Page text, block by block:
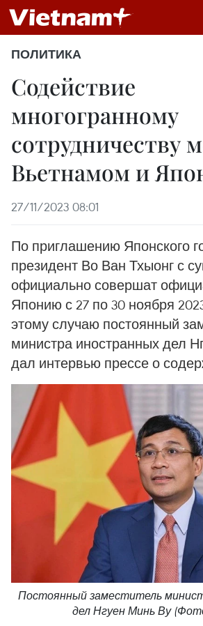
ПОЛИТИКА
Содействие
многогранному
сотрудничеству
Вьетнамом и
27/11/2023 08:01
По приглашению Японского
президент Во Ван Тхыонг с
официально совершат
Японию с 27 по 30 ноября
этому случаю постоянный
министра иностранных дел
дал интервью прессе о
Постоянный заместитель
дел Нгуен Минь Ву